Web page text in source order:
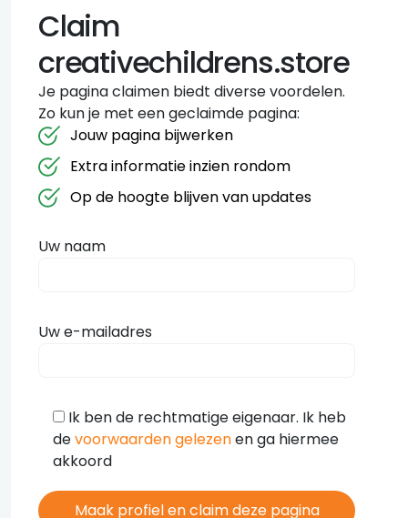
Claim
creativechildrens.store
Je pagina claimen biedt diverse voordelen.
Zo kun je met een geclaimde pagina:
Jouw pagina bijwerken
Extra informatie inzien rondom
Op de hoogte blijven van updates
Uw naam
Uw e-mailadres
Ik ben de rechtmatige eigenaar. Ik heb
devoorwaarden gelezenen ga hiermee
akkoord